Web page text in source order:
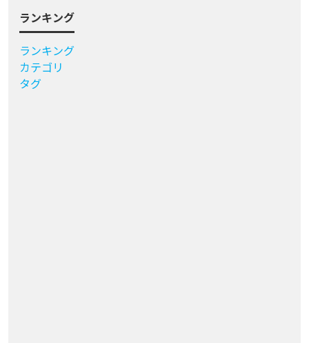
ランキング
ランキング
カテゴリ
タグ